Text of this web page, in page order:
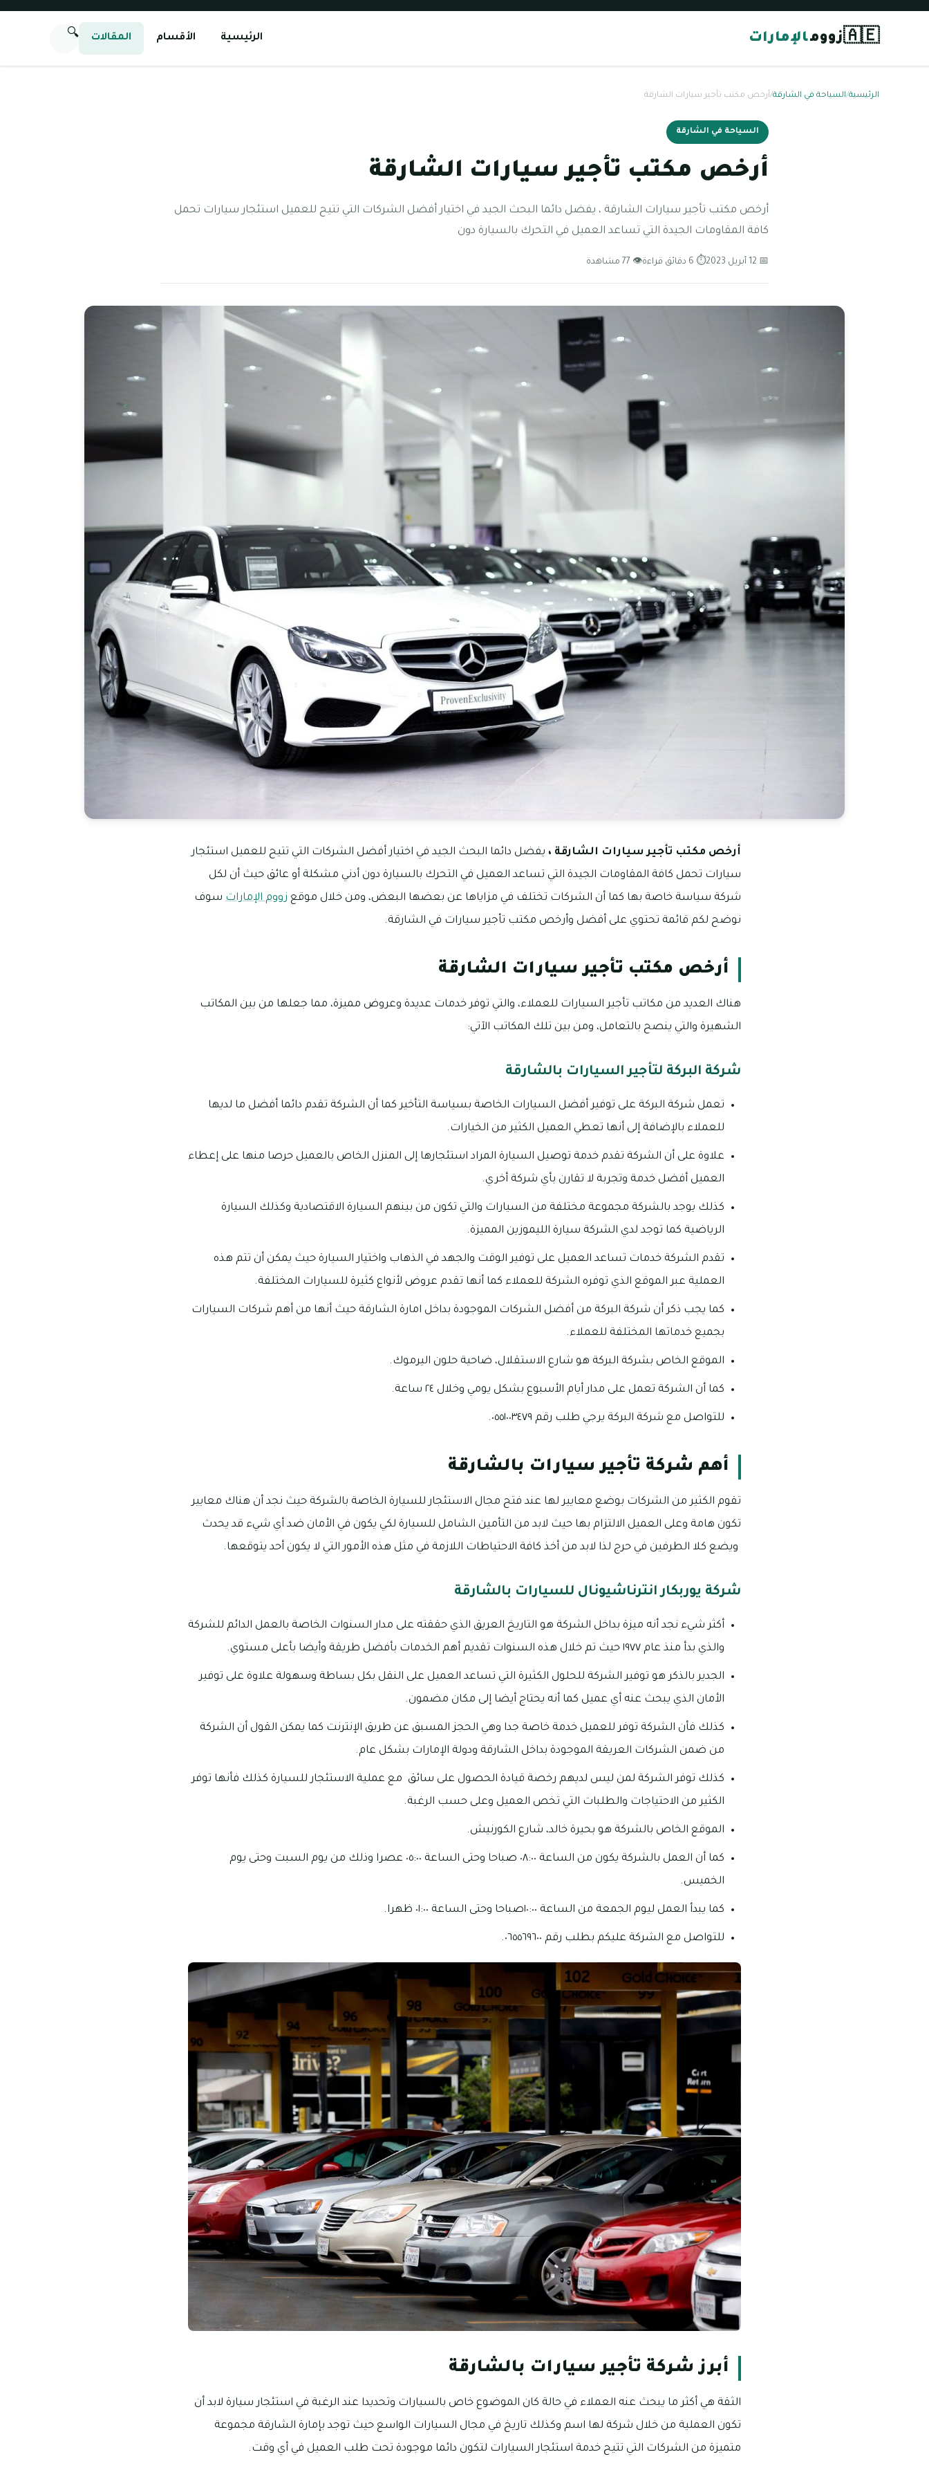
🇦🇪زوومالإمارات الرئيسية الأقسام المقالات 🔍
الرئيسية/السياحة في الشارقة/أرخص مكتب تأجير سيارات الشارقة
السياحة في الشارقة
أرخص مكتب تأجير سيارات الشارقة
أرخص مكتب تأجير سيارات الشارقة ، يفضل دائما البحث الجيد في اختيار أفضل الشركات التي تتيح للعميل استئجار سيارات تحمل
كافة المقاومات الجيدة التي تساعد العميل في التحرك بالسيارة دون
📅 12 أبريل 2023 ⏱ 6 دقائق قراءة 👁 77 مشاهدة
أرخص مكتب تأجير سيارات الشارقة ، يفضل دائما البحث الجيد في اختيار أفضل الشركات التي تتيح للعميل استئجار
سيارات تحمل كافة المقاومات الجيدة التي تساعد العميل في التحرك بالسيارة دون أدني مشكلة أو عائق حيث أن لكل
شركة سياسة خاصة بها كما أن الشركات تختلف في مزاياها عن بعضها البعض، ومن خلال موقع زووم الإمارات سوف
نوضح لكم قائمة تحتوي على أفضل وأرخص مكتب تأجير سيارات في الشارقة.
أرخص مكتب تأجير سيارات الشارقة
هناك العديد من مكاتب تأجير السيارات للعملاء، والتي توفر خدمات عديدة وعروض مميزة، مما جعلها من بين المكاتب
الشهيرة والتي ينصح بالتعامل، ومن بين تلك المكاتب الآتي:
شركة البركة لتأجير السيارات بالشارقة
تعمل شركة البركة على توفير أفضل السيارات الخاصة بسياسة التأخير كما أن الشركة تقدم دائما أفضل ما لديها
للعملاء بالإضافة إلى أنها تعطي العميل الكثير من الخيارات.
علاوة على أن الشركة تقدم خدمة توصيل السيارة المراد استئجارها إلى المنزل الخاص بالعميل حرصا منها على إعطاء
العميل أفضل خدمة وتجربة لا تقارن بأي شركة أخري.
كذلك يوجد بالشركة مجموعة مختلفة من السيارات والتي تكون من بينهم السيارة الاقتصادية وكذلك السيارة
الرياضية كما توجد لدي الشركة سيارة الليموزين المميزة.
تقدم الشركة خدمات تساعد العميل على توفير الوقت والجهد في الذهاب واختيار السيارة حيث يمكن أن تتم هذه
العملية عبر الموقع الذي توفره الشركة للعملاء كما أنها تقدم عروض لأنواع كثيرة للسيارات المختلفة.
كما يجب ذكر أن شركة البركة من أفضل الشركات الموجودة بداخل امارة الشارقة حيث أنها من أهم شركات السيارات
بجميع خدماتها المختلفة للعملاء.
الموقع الخاص بشركة البركة هو شارع الاستقلال، ضاحية حلون اليرموك.
كما أن الشركة تعمل على مدار أيام الأسبوع بشكل يومي وخلال ٢٤ ساعة.
للتواصل مع شركة البركة يرجي طلب رقم ٠٥٥١٠٠٣٤٧٩.
أهم شركة تأجير سيارات بالشارقة
تقوم الكثير من الشركات بوضع معايير لها عند فتح مجال الاستئجار للسيارة الخاصة بالشركة حيث نجد أن هناك معايير
تكون هامة وعلى العميل الالتزام بها حيث لابد من التأمين الشامل للسيارة لكي يكون في الأمان ضد أي شيء قد يحدث
ويضع كلا الطرفين في حرج لذا لابد من أخذ كافة الاحتياطات اللازمة في مثل هذه الأمور التي لا يكون أحد يتوقعها.
شركة يوربكار انترناشيونال للسيارات بالشارقة
أكثر شيء نجد أنه ميزة بداخل الشركة هو التاريخ العريق الذي حققته على مدار السنوات الخاصة بالعمل الدائم للشركة
والذي بدأ منذ عام ١٩٧٧ حيث تم خلال هذه السنوات تقديم أهم الخدمات بأفضل طريقة وأيضا بأعلى مستوي.
الجدير بالذكر هو توفير الشركة للحلول الكثيرة التي تساعد العميل على النقل بكل بساطة وسهولة علاوة على توفير
الأمان الذي يبحث عنه أي عميل كما أنه يحتاج أيضا إلى مكان مضمون.
كذلك فأن الشركة توفر للعميل خدمة خاصة جدا وهي الحجز المسبق عن طريق الإنترنت كما يمكن القول أن الشركة
من ضمن الشركات العريقة الموجودة بداخل الشارقة ودولة الإمارات بشكل عام.
كذلك توفر الشركة لمن ليس لديهم رخصة قيادة الحصول على سائق مع عملية الاستئجار للسيارة كذلك فأنها توفر
الكثير من الاحتياجات والطلبات التي تخص العميل وعلى حسب الرغبة.
الموقع الخاص بالشركة هو بحيرة خالد، شارع الكورنيش.
كما أن العمل بالشركة يكون من الساعة ٠٨:٠٠ صباحا وحتى الساعة ٠٥:٠٠ عصرا وذلك من يوم السبت وحتى يوم
الخميس.
كما يبدأ العمل ليوم الجمعة من الساعة ١٠:٠٠صباحا وحتى الساعة ٠١:٠٠ ظهرا.
للتواصل مع الشركة عليكم بطلب رقم ٠٦٥٥٦٩٦٠٠.
أبرز شركة تأجير سيارات بالشارقة
الثقة هي أكثر ما يبحث عنه العملاء في حالة كان الموضوع خاص بالسيارات وتحديدا عند الرغبة في استئجار سيارة لابد أن
تكون العملية من خلال شركة لها اسم وكذلك تاريخ في مجال السيارات الواسع حيث توجد بإمارة الشارقة مجموعة
متميزة من الشركات التي تتيح خدمة استئجار السيارات لتكون دائما موجودة تحت طلب العميل في أي وقت.